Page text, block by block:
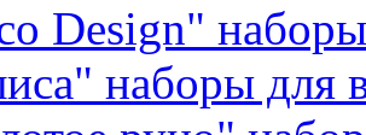
Design"
наборы для